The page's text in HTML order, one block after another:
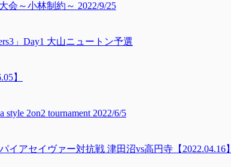
会～小林制約～ 2022/9/25
」Day1 大山ニュートン予選
】
style 2on2 tournament 2022/6/5
イアセイヴァー対抗戦 津田沼vs高円寺【2022.04.16】